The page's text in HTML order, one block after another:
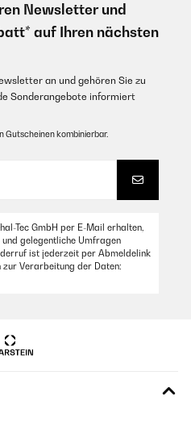
Newsletter und
auf Ihren nächsten
an und gehören Sie zu
Sonderangebote informiert
Gutscheinen kombinierbar.
Tec GmbH per E-Mail erhalten,
gelegentliche Umfragen
ist jederzeit per Abmeldelink
Verarbeitung der Daten: